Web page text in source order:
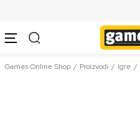
Games Online Shop Proizvodi Igre